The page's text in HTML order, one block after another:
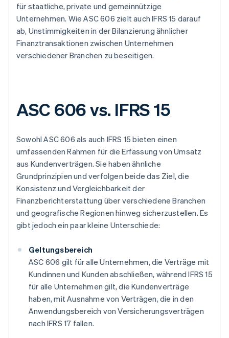
für staatliche, private und gemeinnützige
Unternehmen. Wie ASC 606 zielt auch IFRS 15 darauf
ab, Unstimmigkeiten in der Bilanzierung ähnlicher
Finanztransaktionen zwischen Unternehmen
verschiedener Branchen zu beseitigen.
ASC 606 vs. IFRS 15
Sowohl ASC 606 als auch IFRS 15 bieten einen
umfassenden Rahmen für die Erfassung von Umsatz
aus Kundenverträgen. Sie haben ähnliche
Grundprinzipien und verfolgen beide das Ziel, die
Konsistenz und Vergleichbarkeit der
Finanzberichterstattung über verschiedene Branchen
und geografische Regionen hinweg sicherzustellen. Es
gibt jedoch ein paar kleine Unterschiede:
Geltungsbereich
ASC 606 gilt für alle Unternehmen, die Verträge mit
Kundinnen und Kunden abschließen, während IFRS 15
für alle Unternehmen gilt, die Kundenverträge
haben, mit Ausnahme von Verträgen, die in den
Anwendungsbereich von Versicherungsverträgen
nach IFRS 17 fallen.